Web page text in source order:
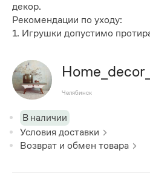
декор.
Рекомендации по уходу:
1. Игрушки допустимо
Челябинск
В наличии
Условия доставки
Возврат и обмен товара